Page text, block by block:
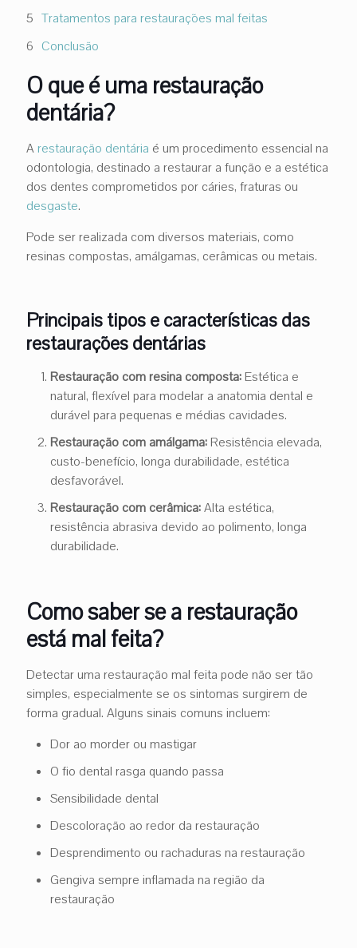
Tratamentos para restaurações mal feitas
Conclusão
O que é uma restauração
dentária?
Arestauração dentária é um procedimento essencial na
odontologia, destinado a restaurar a função e a estética
dos dentes comprometidos por cáries, fraturas ou
desgaste.
Pode ser realizada com diversos materiais, como
resinas compostas, amálgamas, cerâmicas ou metais.
Principais tipos e características das
restaurações dentárias
Restauração com resina composta:Estética e
natural, flexível para modelar a anatomia dental e
durável para pequenas e médias cavidades.
Restauração com amálgama:Resistência elevada,
custo-benefício, longa durabilidade, estética
desfavorável.
Restauração com cerâmica:Alta estética,
resistência abrasiva devido ao polimento, longa
durabilidade.
Como saber se a restauração
está mal feita?
Detectar uma restauração mal feita pode não ser tão
simples, especialmente se os sintomas surgirem de
forma gradual. Alguns sinais comuns incluem:
Dor ao morder ou mastigar
O fio dental rasga quando passa
Sensibilidade dental
Descoloração ao redor da restauração
Desprendimento ou rachaduras na restauração
Gengiva sempre inflamada na região da
restauração